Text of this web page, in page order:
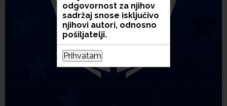
odgovornost za njihov
sadržaj snose isključivo
njihovi autori, odnosno
pošiljatelji.
Prihvatam